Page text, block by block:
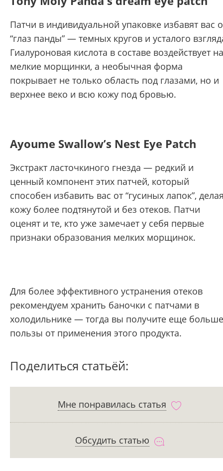
Патчи в индивидуальной упаковке избавят вас
“глаз панды” — темных кругов и усталого
Гиалуроновая кислота в составе воздействует на
мелкие морщинки, а необычная форма
покрывает не только область под глазами, но и
верхнее веко и всю кожу под бровью.
Ayoume Swallow’s Nest Eye Patch
Экстракт ласточкиного гнезда — редкий и
ценный компонент этих патчей, который
способен избавить вас от “гусиных лапок”,
кожу более подтянутой и без отеков. Патчи
оценят и те, кто уже замечает у себя первые
признаки образования мелких морщинок.
Для более эффективного устранения отеков
рекомендуем хранить баночки с патчами в
холодильнике — тогда вы получите еще больше
пользы от применения этого продукта.
Поделиться статьёй:
Мне понравилась статья
Обсудить статью